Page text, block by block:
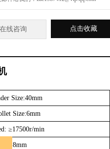
在线咨询 点击收藏
Size:40mm
Size:6mm
≥17500r/min
8mm